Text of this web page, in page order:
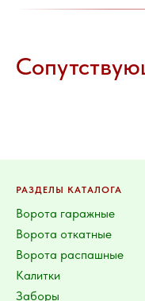
РАЗДЕЛЫ КАТАЛОГА
Ворота гаражные
Ворота откатные
Ворота распашные
Калитки
Заборы